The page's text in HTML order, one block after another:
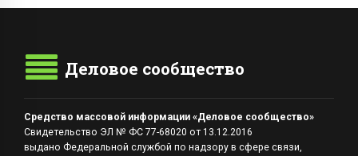
Деловое сообщество
Средство массовой информации «Деловое сообщество»
Свидетельство ЭЛ № ФС 77-68020 от 13.12.2016
выдано Федеральной службой по надзору в сфере связи,